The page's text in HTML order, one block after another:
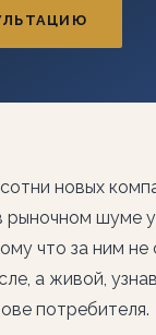
новых
рыночном шуме
что за ним не
а живой,
потребителя.